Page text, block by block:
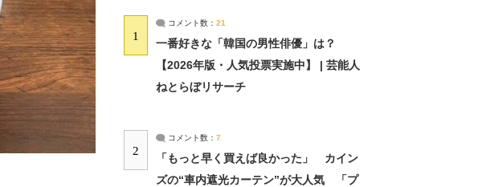
1
コメント数： 21
一番好きな「韓国の男性俳優」は？
【2026年版・人気投票実施中】 | 芸能人
ねとらぼリサーチ
2
コメント数： 7
「もっと早く買えば良かった」 カイン
ズの“車内遮光カーテン”が大人気 「プ